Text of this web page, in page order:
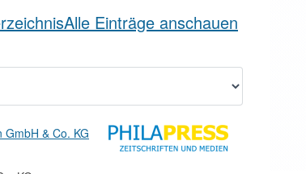
Alle Einträge anschauen
& Co. KG